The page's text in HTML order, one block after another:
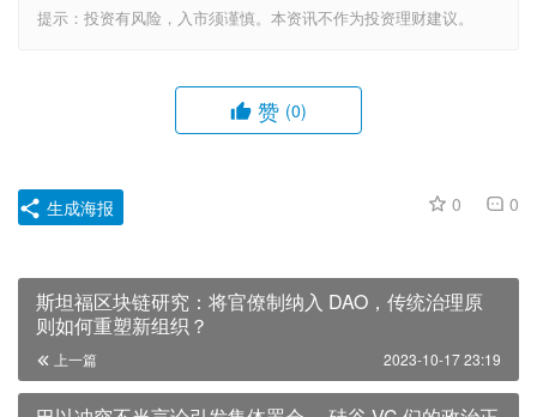
提示：投资有风险，入市须谨慎。本资讯不作为投资理财建议。
赞 (0)
0 0
生成海报
斯坦福区块链研究：将官僚制纳入 DAO，传统治理原
则如何重塑新组织？
上一篇 2023-10-17 23:19